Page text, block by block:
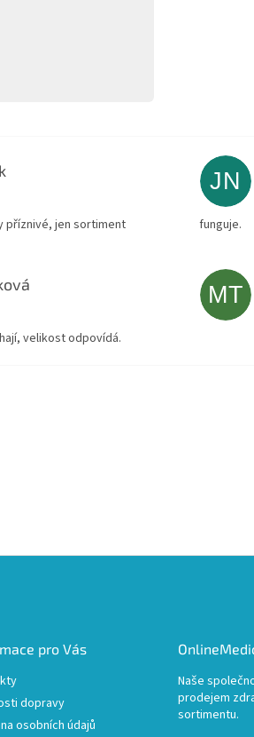
je 4 z 5 hvězdiček.
příznivé, jen sortiment
JN
funguje.
je 5 z 5 hvězdiček.
velikost odpovídá.
MT
pro Vás
dopravy
osobních údajů
Naše
prodejem
sortimentu.